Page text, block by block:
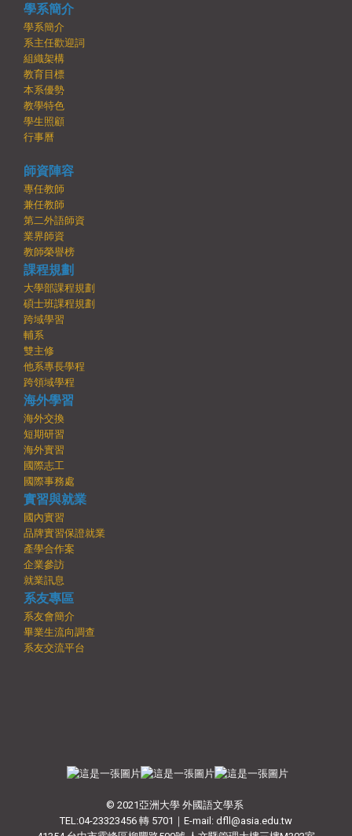
學系簡介
學系簡介
系主任歡迎詞
組織架構
教育目標
本系優勢
教學特色
學生照顧
行事曆
師資陣容
專任教師
兼任教師
第二外語師資
業界師資
教師榮譽榜
課程規劃
大學部課程規劃
碩士班課程規劃
跨域學習
輔系
雙主修
他系專長學程
跨領域學程
海外學習
海外交換
短期研習
海外實習
國際志工
國際事務處
實習與就業
國內實習
品牌實習保證就業
產學合作案
企業參訪
就業訊息
系友專區
系友會簡介
畢業生流向調查
系友交流平台
© 2021亞洲大學 外國語文學系
TEL:04-23323456 轉 5701｜E-mail: dfll@asia.edu.tw